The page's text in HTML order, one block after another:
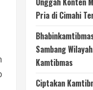
Pria di Cimahi
Sambang
Kamtibmas
Ciptakan